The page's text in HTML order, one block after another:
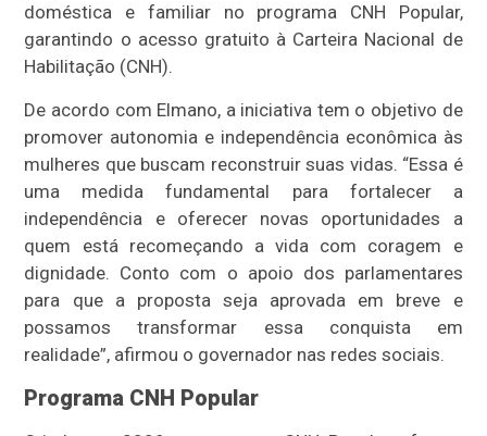
doméstica e familiar no programa CNH Popular,
garantindo o acesso gratuito à Carteira Nacional de
Habilitação (CNH).
De acordo com Elmano, a iniciativa tem o objetivo de
promover autonomia e independência econômica às
mulheres que buscam reconstruir suas vidas. “Essa é
uma medida fundamental para fortalecer a
independência e oferecer novas oportunidades a
quem está recomeçando a vida com coragem e
dignidade. Conto com o apoio dos parlamentares
para que a proposta seja aprovada em breve e
possamos transformar essa conquista em
realidade”, afirmou o governador nas redes sociais.
Programa CNH Popular